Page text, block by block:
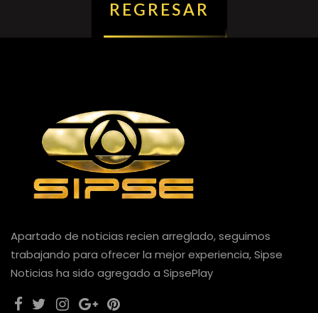
REGRESAR
Apartado de noticias recien arreglado, seguimos
trabajando para ofrecer la mejor experiencia, Sipse
Noticias ha sido agregado a SipsePlay